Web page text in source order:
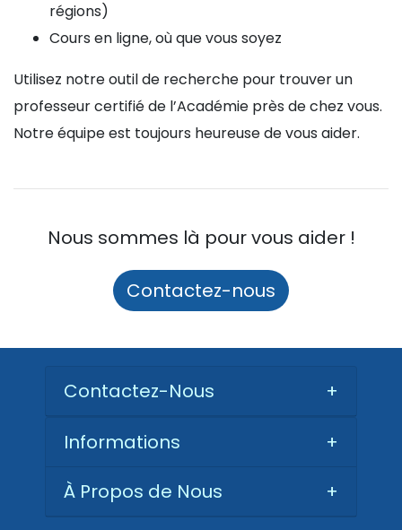
régions)
Cours en ligne, où que vous soyez
Utilisez notre outil de recherche pour trouver un
professeur certifié de l’Académie près de chez vous.
Notre équipe est toujours heureuse de vous aider.
Nous sommes là pour vous aider !
Contactez-nous
Contactez-Nous +
Informations
+
À Propos de Nous
+